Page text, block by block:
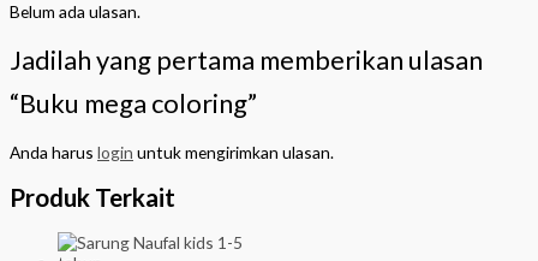
Belum ada ulasan.
Jadilah yang pertama memberikan ulasan
“Buku mega coloring”
Anda harus login untuk mengirimkan ulasan.
Produk Terkait